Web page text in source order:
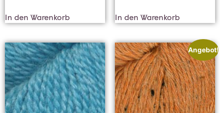
In den Warenkorb In den Warenkorb
Angebot!